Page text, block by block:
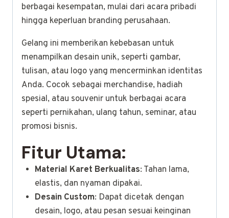
berbagai kesempatan, mulai dari acara pribadi
hingga keperluan branding perusahaan.
Gelang ini memberikan kebebasan untuk
menampilkan desain unik, seperti gambar,
tulisan, atau logo yang mencerminkan identitas
Anda. Cocok sebagai merchandise, hadiah
spesial, atau souvenir untuk berbagai acara
seperti pernikahan, ulang tahun, seminar, atau
promosi bisnis.
Fitur Utama:
Material Karet Berkualitas: Tahan lama,
elastis, dan nyaman dipakai.
Desain Custom: Dapat dicetak dengan
desain, logo, atau pesan sesuai keinginan